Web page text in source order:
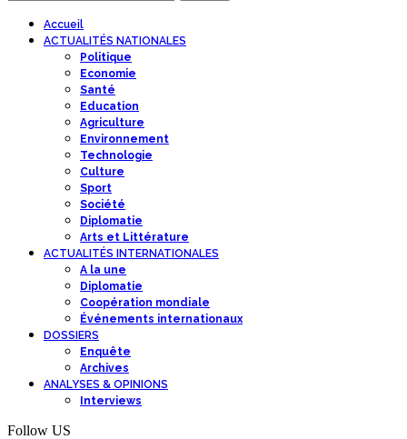
Accueil
ACTUALITÉS NATIONALES
Politique
Economie
Santé
Education
Agriculture
Environnement
Technologie
Culture
Sport
Société
Diplomatie
Arts et Littérature
ACTUALITÉS INTERNATIONALES
A la une
Diplomatie
Coopération mondiale
Événements internationaux
DOSSIERS
Enquête
Archives
ANALYSES & OPINIONS
Interviews
Follow US